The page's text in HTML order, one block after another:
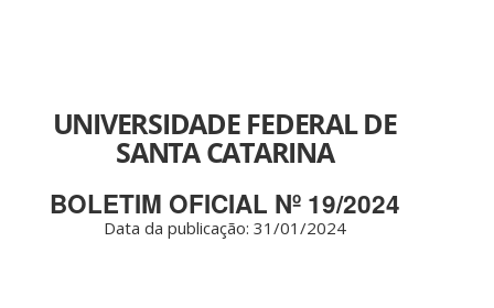
UNIVERSIDADE FEDERAL DE
SANTA CATARINA
BOLETIM OFICIAL Nº 19/2024
Data da publicação: 31/01/2024